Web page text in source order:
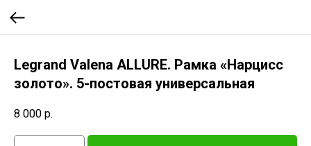
Legrand Valena ALLURE. Рамка «Нарцисс
золото». 5-постовая универсальная
8 000 р.